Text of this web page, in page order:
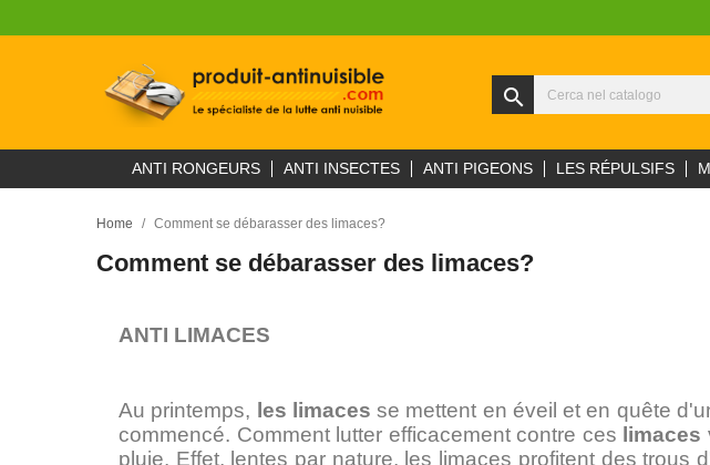
search
ANTI RONGEURS ANTI INSECTES ANTI PIGEONS LES RÉPULSIFS
Home Comment se débarasser des limaces?
Comment se débarasser des limaces?
ANTI LIMACES
Au printemps, les limaces se mettent en éveil et en quête
commencé. Comment lutter efficacement contre ces limaces
pluie. Effet, lentes par nature, les limaces profitent des